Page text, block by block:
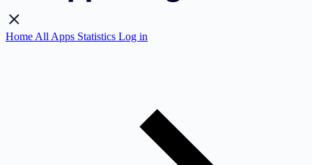
Home All Apps Statistics Log in